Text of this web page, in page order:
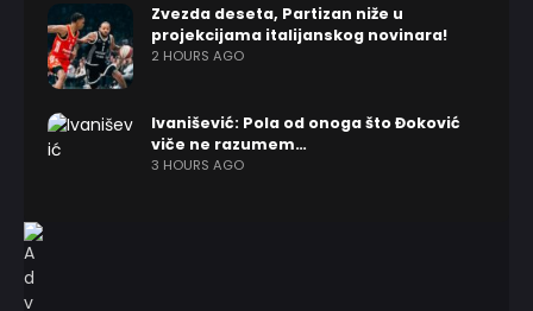
Zvezda deseta, Partizan niže u
projekcijama italijanskog novinara!
2 HOURS AGO
Ivanišević: Pola od onoga što Đoković
viče ne razumem…
3 HOURS AGO